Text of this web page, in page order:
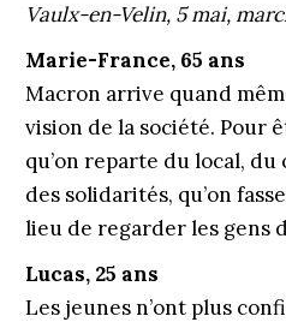
Vaulx-en-Velin, 5 mai,
Marie-France, 65 ans
Macron arrive quand
vision de la société. Pour
qu’on reparte du local, du
des solidarités, qu’on
lieu de regarder les gens
Lucas, 25 ans
Les jeunes n’ont plus